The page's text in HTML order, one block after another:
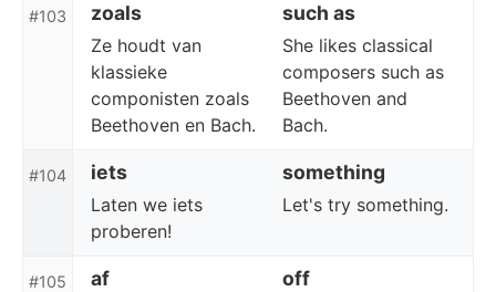
#103 zoals such as
Ze houdt van
klassieke
componisten zoals
Beethoven en Bach.
She likes classical
composers such as
Beethoven and
Bach.
#104 iets something
Laten we iets
proberen!
Let's try something.
#105 af off